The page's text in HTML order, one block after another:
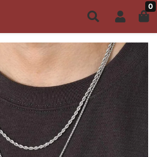
| Frete Grátis a partir de R$149,00 0